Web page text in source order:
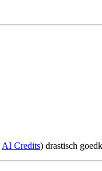
AI Credits) drastisch